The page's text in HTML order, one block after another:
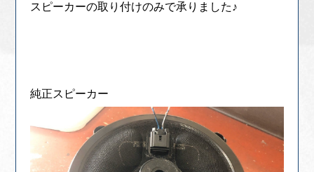
スピーカーの取り付けのみで承りました♪
純正スピーカー